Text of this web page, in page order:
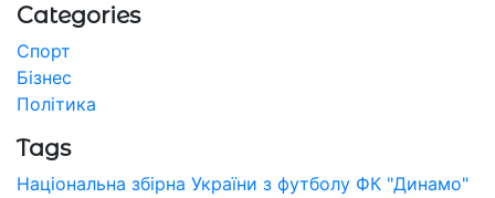
Categories
Спорт
Бізнес
Політика
Tags
Національна збірна України з футболу ФК "Динамо"